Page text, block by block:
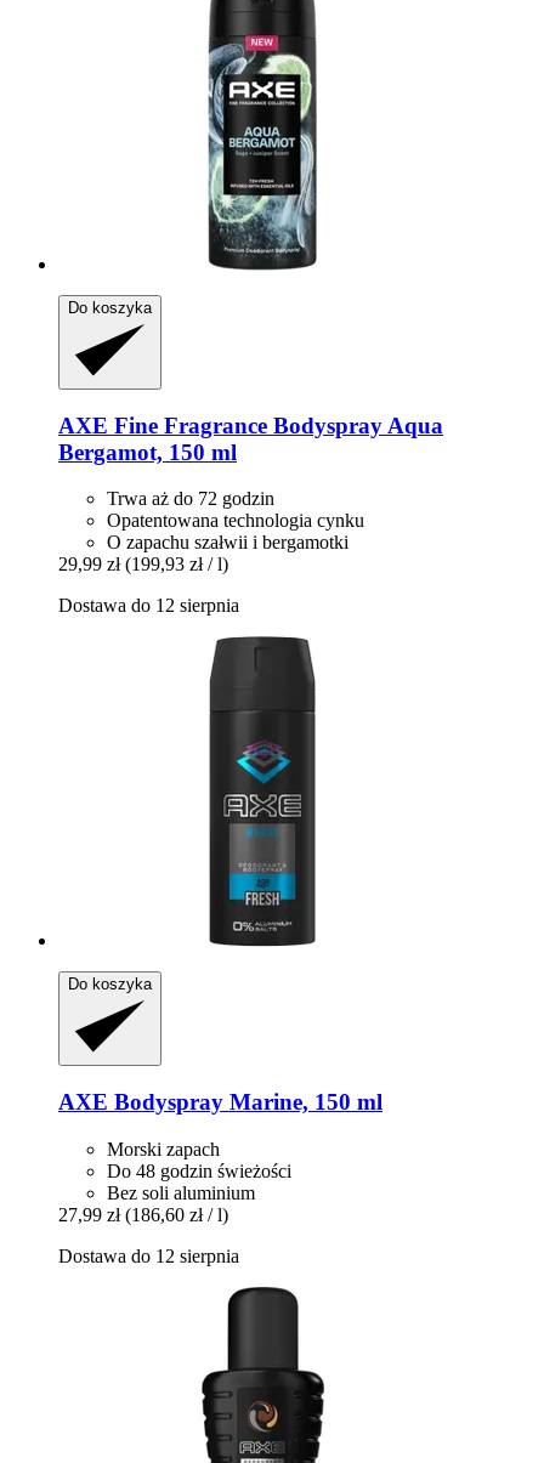
Do koszyka
AXE Fine Fragrance Bodyspray Aqua
Bergamot, 150 ml
Trwa aż do 72 godzin
Opatentowana technologia cynku
O zapachu szałwii i bergamotki
29,99 zł (199,93 zł / l)
Dostawa do 12 sierpnia
Do koszyka
AXE Bodyspray Marine, 150 ml
Morski zapach
Do 48 godzin świeżości
Bez soli aluminium
27,99 zł (186,60 zł / l)
Dostawa do 12 sierpnia